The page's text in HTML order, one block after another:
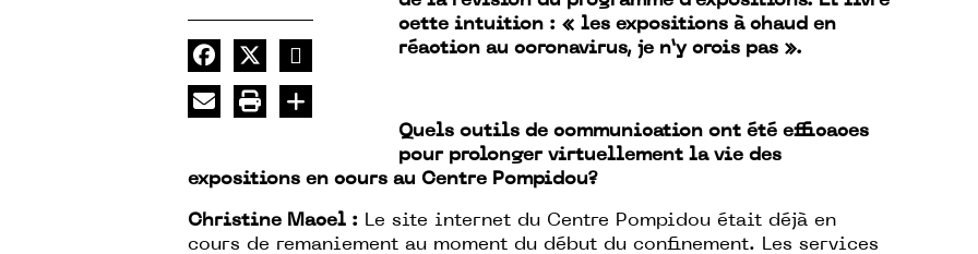
cette intuition : « les expositions à chaud en
réaction au coronavirus, je n’y crois pas ».
Quels outils de communication ont été efficaces
pour prolonger virtuellement la vie des
expositions en cours au Centre Pompidou?
Christine Macel : Le site internet du Centre Pompidou était déjà en
cours de remaniement au moment du début du confinement. Les services